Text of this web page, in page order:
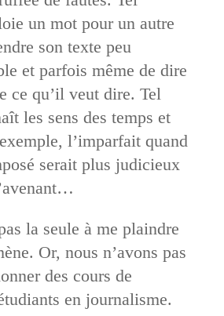
un mot pour un autre
son texte peu
et parfois même de dire
ce qu’il veut dire. Tel
les sens des temps et
l’imparfait quand
serait plus judicieux
la seule à me plaindre
Or, nous n’avons pas
des cours de
en journalisme.